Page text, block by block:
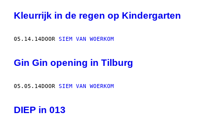
Kleurrijk in de regen op Kindergarten
05.14.14DOOR SIEM VAN WOERKOM
Gin Gin opening in Tilburg
05.05.14DOOR SIEM VAN WOERKOM
DIEP in 013